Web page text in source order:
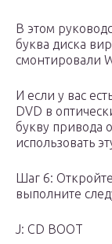
В этом
буква диска
смонтировали
И если у вас
DVD в
букву привода
использовать
Шаг 6:
выполните
J: CD BOOT